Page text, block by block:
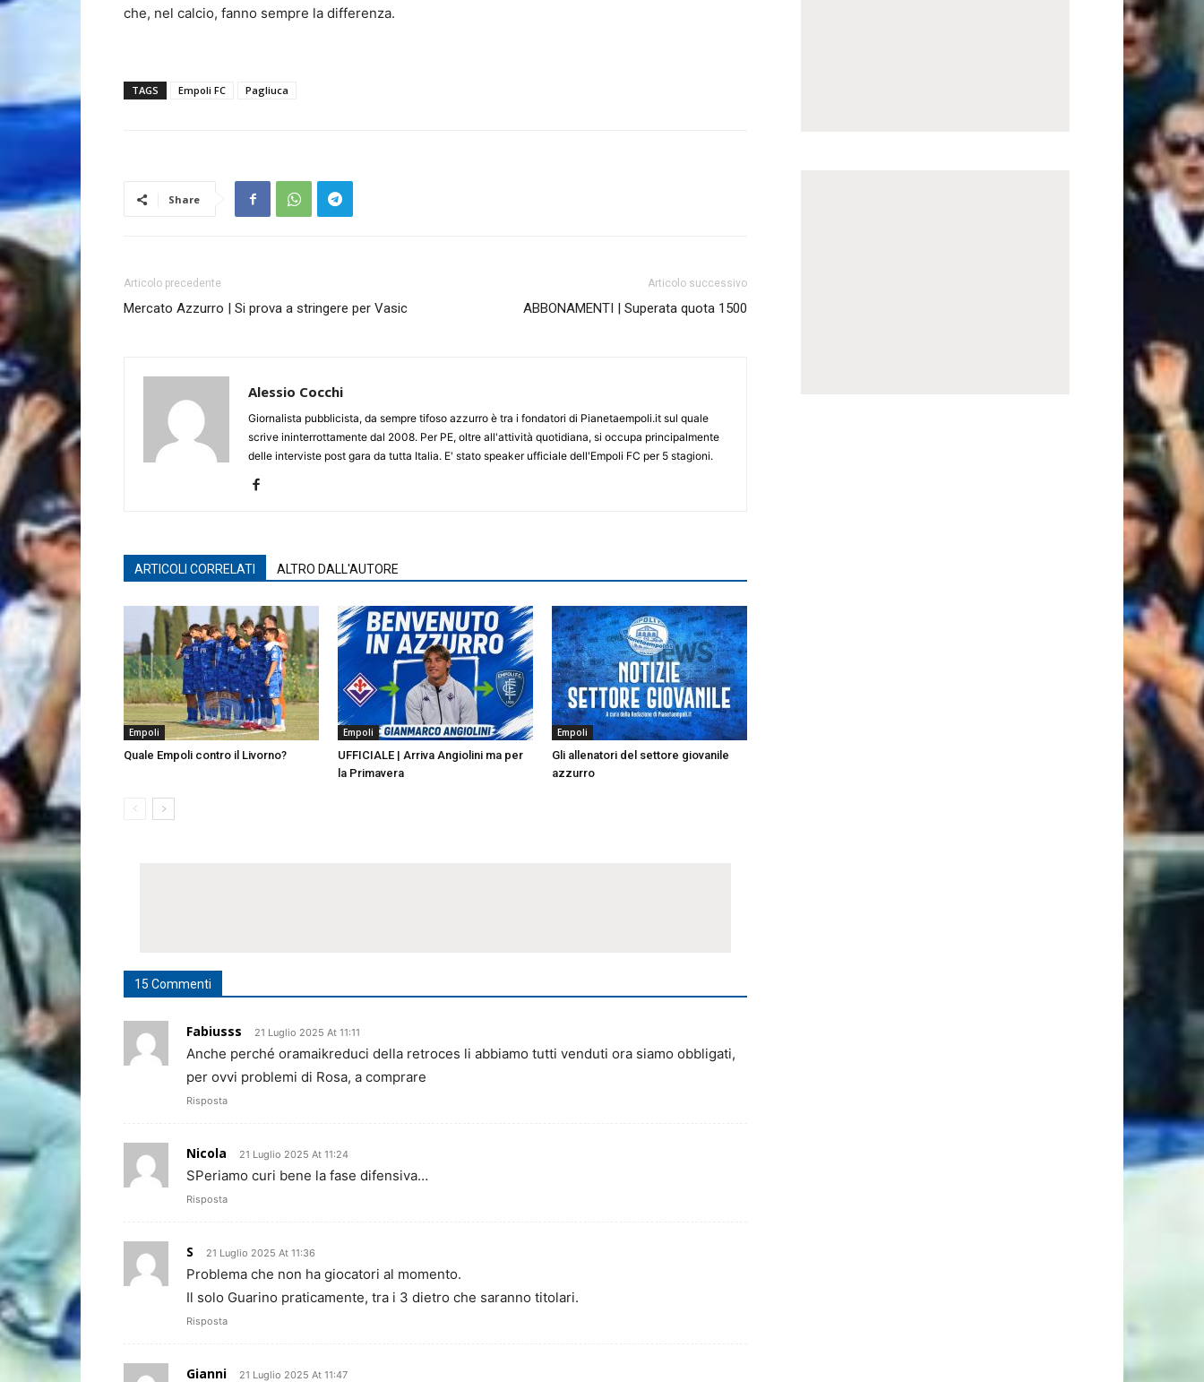
che, nel calcio, fanno sempre la differenza.
TAGS Empoli FC Pagliuca
Share
Articolo precedente
Mercato Azzurro | Si prova a stringere per Vasic
Articolo successivo
ABBONAMENTI | Superata quota 1500
Alessio Cocchi
Giornalista pubblicista, da sempre tifoso azzurro è tra i fondatori di Pianetaempoli.it sul quale
scrive ininterrottamente dal 2008. Per PE, oltre all'attività quotidiana, si occupa principalmente
delle interviste post gara da tutta Italia. E' stato speaker ufficiale dell'Empoli FC per 5 stagioni.
ARTICOLI CORRELATI ALTRO DALL'AUTORE
Empoli
Quale Empoli contro il Livorno?
Empoli
UFFICIALE | Arriva Angiolini ma per
la Primavera
Empoli
Gli allenatori del settore giovanile
azzurro
15 Commenti
Fabiusss 21 Luglio 2025 At 11:11
Anche perché oramaikreduci della retroces li abbiamo tutti venduti ora siamo obbligati,
per ovvi problemi di Rosa, a comprare
Risposta
Nicola 21 Luglio 2025 At 11:24
SPeriamo curi bene la fase difensiva…
Risposta
S 21 Luglio 2025 At 11:36
Problema che non ha giocatori al momento.
Il solo Guarino praticamente, tra i 3 dietro che saranno titolari.
Risposta
Gianni 21 Luglio 2025 At 11:47